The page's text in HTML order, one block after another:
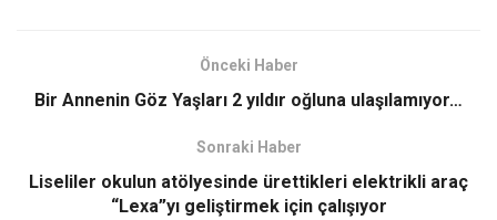
Önceki Haber
Bir Annenin Göz Yaşları 2 yıldır oğluna ulaşılamıyor…
Sonraki Haber
Liseliler okulun atölyesinde ürettikleri elektrikli araç
“Lexa”yı geliştirmek için çalışıyor